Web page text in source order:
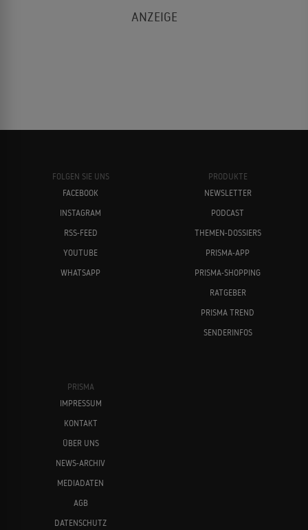
FOLGEN SIE UNS
FACEBOOK
INSTAGRAM
RSS-FEED
YOUTUBE
WHATSAPP
PRODUKTE
NEWSLETTER
PODCAST
THEMEN-DOSSIERS
PRISMA-APP
PRISMA-SHOPPING
RATGEBER
PRISMA TREND
SENDERINFOS
PRISMA
IMPRESSUM
KONTAKT
ÜBER UNS
NEWS-ARCHIV
MEDIADATEN
AGB
DATENSCHUTZ